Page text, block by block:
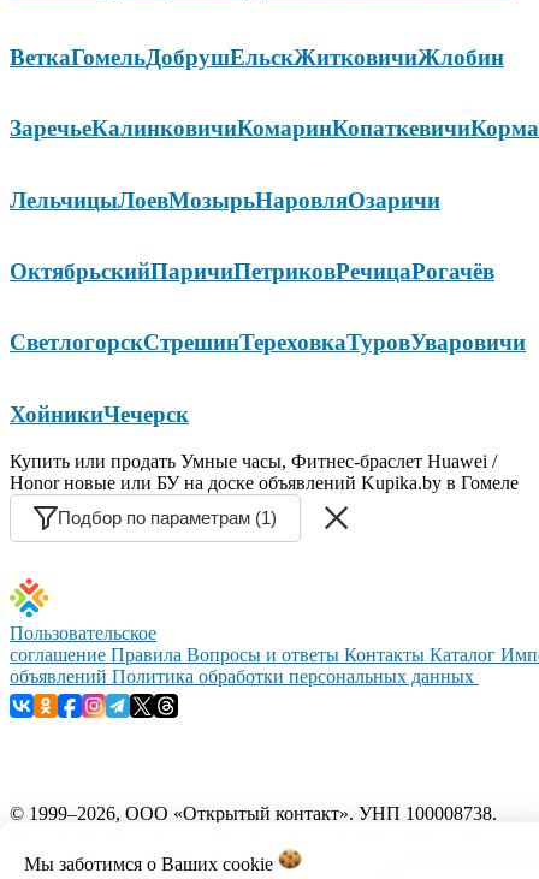
ВеткаГомельДобрушЕльскЖитковичиЖлобин
ЗаречьеКалинковичиКомаринКопаткевичиКорма
ЛельчицыЛоевМозырьНаровляОзаричи
ОктябрьскийПаричиПетриковРечицаРогачёв
СветлогорскСтрешинТереховкаТуровУваровичи
ХойникиЧечерск
Купить или продать Умные часы, Фитнес-браслет Huawei /
Honor новые или БУ на доске объявлений Kupika.by в Гомеле
Подбор по параметрам (1)
Мы заботимся о Ваших cookie
Пользовательское
соглашение Правила Вопросы и ответы Контакты Каталог
объявлений Политика обработки персональных данных
© 1999–2026, ООО «Открытый контакт». УНП 100008738.
Время работы с 09:00 до 18:00.